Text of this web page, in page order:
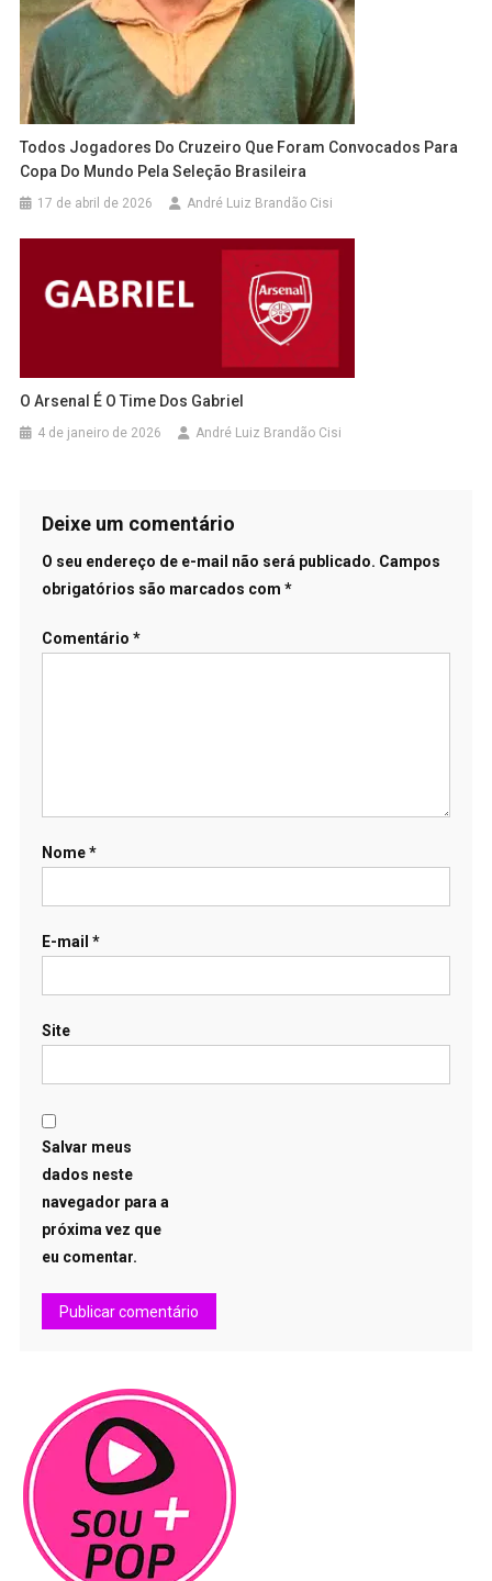
Todos Jogadores Do Cruzeiro Que Foram Convocados Para
Copa Do Mundo Pela Seleção Brasileira
17 de abril de 2026 André Luiz Brandão Cisi
O Arsenal É O Time Dos Gabriel
4 de janeiro de 2026 André Luiz Brandão Cisi
Deixe um comentário
O seu endereço de e-mail não será publicado. Campos
obrigatórios são marcados com *
Comentário *
Nome*
E-mail *
Site
Salvar meus
dados neste
navegador para a
próxima vez que
eu comentar.